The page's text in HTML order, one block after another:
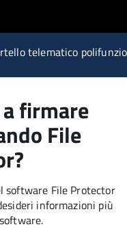
telematico
firmare
File
software File Protector
informazioni più